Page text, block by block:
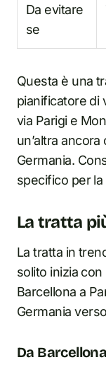
Da evitare
se
Questa è una
pianificatore di
via Parigi e
un’altra
Germania.
specifico per la
La tratta
La tratta in
solito inizia
Barcellona a
Germania
Da